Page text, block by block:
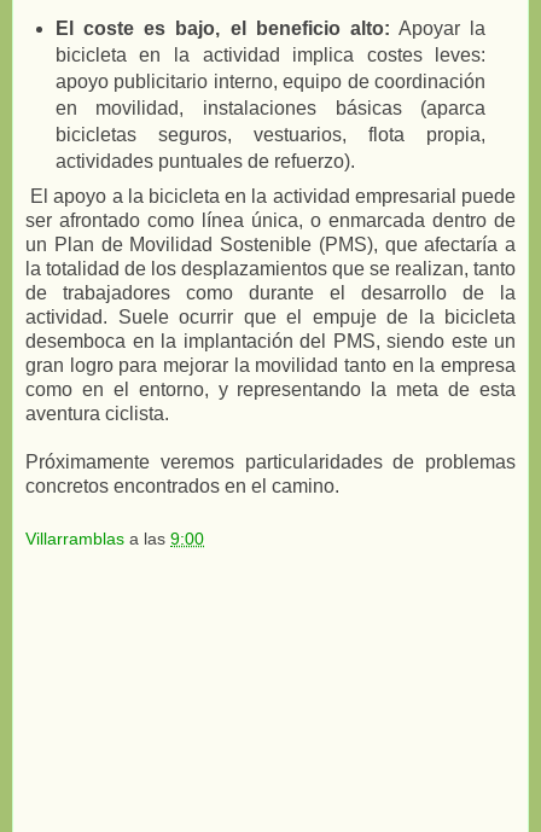
El coste es bajo, el beneficio alto: Apoyar la
bicicleta en la actividad implica costes leves:
apoyo publicitario interno, equipo de coordinación
en movilidad, instalaciones básicas (aparca
bicicletas seguros, vestuarios, flota propia,
actividades puntuales de refuerzo).
El apoyo a la bicicleta en la actividad empresarial puede
ser afrontado como línea única, o enmarcada dentro de
un Plan de Movilidad Sostenible (PMS), que afectaría a
la totalidad de los desplazamientos que se realizan, tanto
de trabajadores como durante el desarrollo de la
actividad. Suele ocurrir que el empuje de la bicicleta
desemboca en la implantación del PMS, siendo este un
gran logro para mejorar la movilidad tanto en la empresa
como en el entorno, y representando la meta de esta
aventura ciclista.
Próximamente veremos particularidades de problemas
concretos encontrados en el camino.
Villarramblas a las 9:00